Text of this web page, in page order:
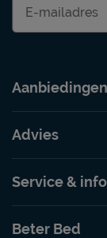
Aanbiedingen
Advies
Service &
Beter Bed